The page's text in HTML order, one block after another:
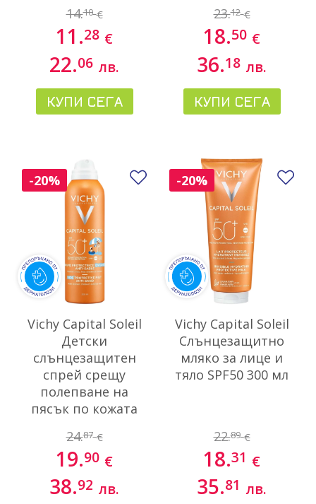
14.10 €
11.28 €
22.06 лв.
КУПИ СЕГА
23.12 €
18.50 €
36.18 лв.
КУПИ СЕГА
Vichy Capital Soleil
Детски
слънцезащитен
спрей срещу
полепване на
пясък по кожата
24.87 €
19.90 €
38.92 лв.
-20% Добави в любими
Vichy Capital Soleil
Слънцезащитно
мляко за лице и
тяло SPF50 300 мл
22.89 €
18.31 €
35.81 лв.
-20%